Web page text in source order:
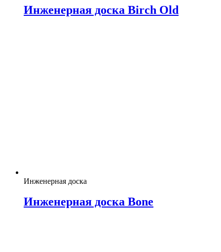
Инженерная доска Birch Old
Инженерная доска
Инженерная доска Bone